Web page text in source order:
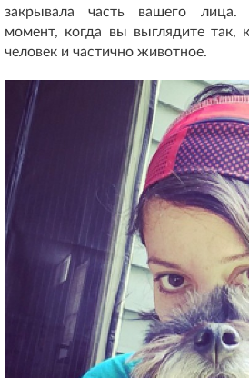
закрывала часть вашего лица.
момент, когда вы выглядите так,
человек и частично животное.